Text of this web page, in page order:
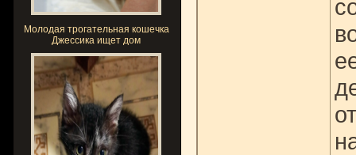
Молодая трогательная кошечка
Джессика ищет дом